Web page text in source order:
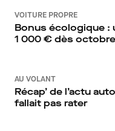
VOITURE PROPRE
Bonus écologique :
1 000 € dès octobre
AU VOLANT
Récap’ de l’actu
fallait pas rater